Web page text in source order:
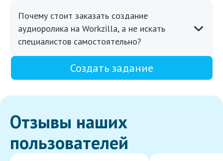
Почему стоит заказать создание
аудиоролика на Workzilla, а не искать
специалистов самостоятельно?
Создать задание
Отзывы наших
пользователей